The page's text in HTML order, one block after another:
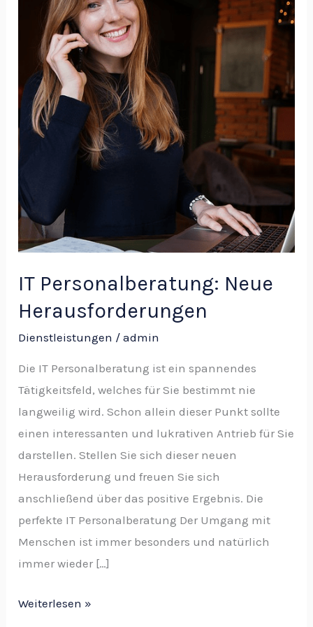
IT Personalberatung: Neue
Herausforderungen
Dienstleistungen /admin
Die IT Personalberatung ist ein spannendes
Tätigkeitsfeld, welches für Sie bestimmt nie
langweilig wird. Schon allein dieser Punkt sollte
einen interessanten und lukrativen Antrieb für Sie
darstellen. Stellen Sie sich dieser neuen
Herausforderung und freuen Sie sich
anschließend über das positive Ergebnis. Die
perfekte IT Personalberatung Der Umgang mit
Menschen ist immer besonders und natürlich
immer wieder […]
Weiterlesen »